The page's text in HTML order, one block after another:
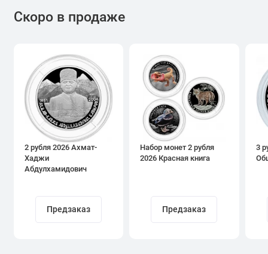
Скоро в продаже
2 рубля 2026 Ахмат-
Хаджи
Абдулхамидович
Предзаказ
Набор монет 2 рубля
2026 Красная книга
Предзаказ
3